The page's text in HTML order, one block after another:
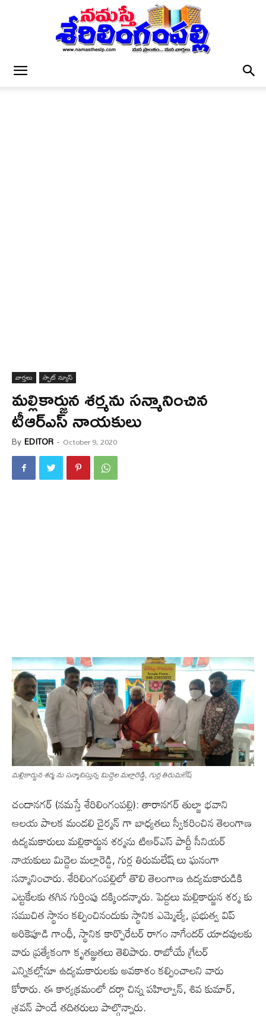
వార్త‌లు స్పాట్ న్యూస్
మల్లికార్జున శర్మను సన్మానించిన
టీఆర్ఎస్ నాయకులు
ByEDITOR - October 9, 2020
మల్లికార్జున శర్మ ను సన్మానిస్తున్న మిద్దెల మల్లారెడ్డి, గుర్ల తిరుమలేష్
చందానగర్ (నమస్తే శేరిలింగంపల్లి): తారానగర్ తుల్జా భవాని
ఆలయ పాలక మండలి చైర్మన్ గా బాధ్యతలు స్వీకరించిన తెలంగాణ
ఉద్యమకారులు మల్లికార్జున శర్మను టిఆర్ఎస్ పార్టీ సీనియర్
నాయకులు మిద్దెల మల్లారెడ్డి, గుర్ల తిరుమలేష్ లు ఘనంగా
సన్మానించారు. శేరిలింగంపల్లిలో తొలి తెలంగాణ ఉద్యమకారుడికి
ఎట్టకేలకు తగిన గుర్తింపు దక్కిందన్మారు. పెద్దలు మల్లికార్జున శర్మ కు
సముచిత స్థానం కల్పించినందుకు స్థానిక ఎమ్మెల్యే, ప్రభుత్వ విప్
అరికెపూడి గాంధీ, స్థానిక కార్పొరేటర్ రాగం నాగేందర్ యాదవులకు
వారు ప్రత్యేకంగా కృతజ్ఞతలు తెలిపారు. రాబోయే గ్రేటర్
ఎన్నికల్లోనూ ఉద్యమకారులకు అవకాశం కల్పించాలని వారు
కోరారు. ఈ కార్యక్రమంలో దర్గా చిన్న పహిల్వాన్, శివ కుమార్,
శ్రవన్ పాండే తదితరులు పాల్గొన్నారు.